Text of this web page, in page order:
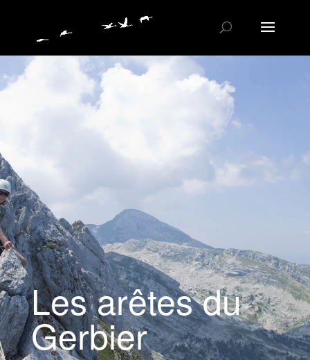
Les arêtes du
Gerbier